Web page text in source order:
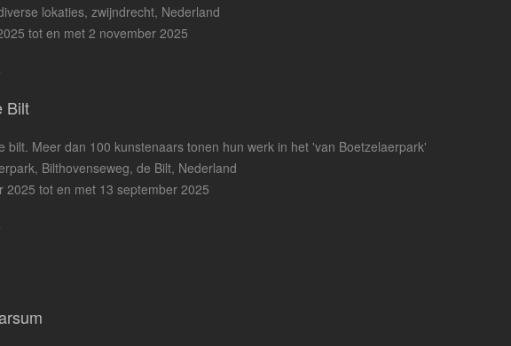
lokaties, zwijndrecht, Nederland
tot en met 2 november 2025
Bilt
bilt. Meer dan 100 kunstenaars tonen hun werk in het 'van Boetzelaerpark'
Bilthovenseweg, de Bilt, Nederland
2025 tot en met 13 september 2025